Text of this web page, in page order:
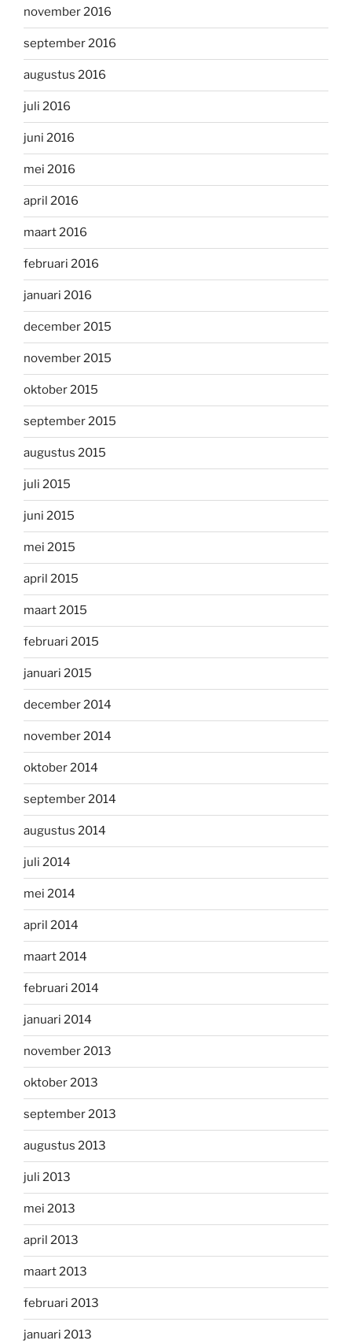
november 2016
september 2016
augustus 2016
juli 2016
juni 2016
mei 2016
april 2016
maart 2016
februari 2016
januari 2016
december 2015
november 2015
oktober 2015
september 2015
augustus 2015
juli 2015
juni 2015
mei 2015
april 2015
maart 2015
februari 2015
januari 2015
december 2014
november 2014
oktober 2014
september 2014
augustus 2014
juli 2014
mei 2014
april 2014
maart 2014
februari 2014
januari 2014
november 2013
oktober 2013
september 2013
augustus 2013
juli 2013
mei 2013
april 2013
maart 2013
februari 2013
januari 2013